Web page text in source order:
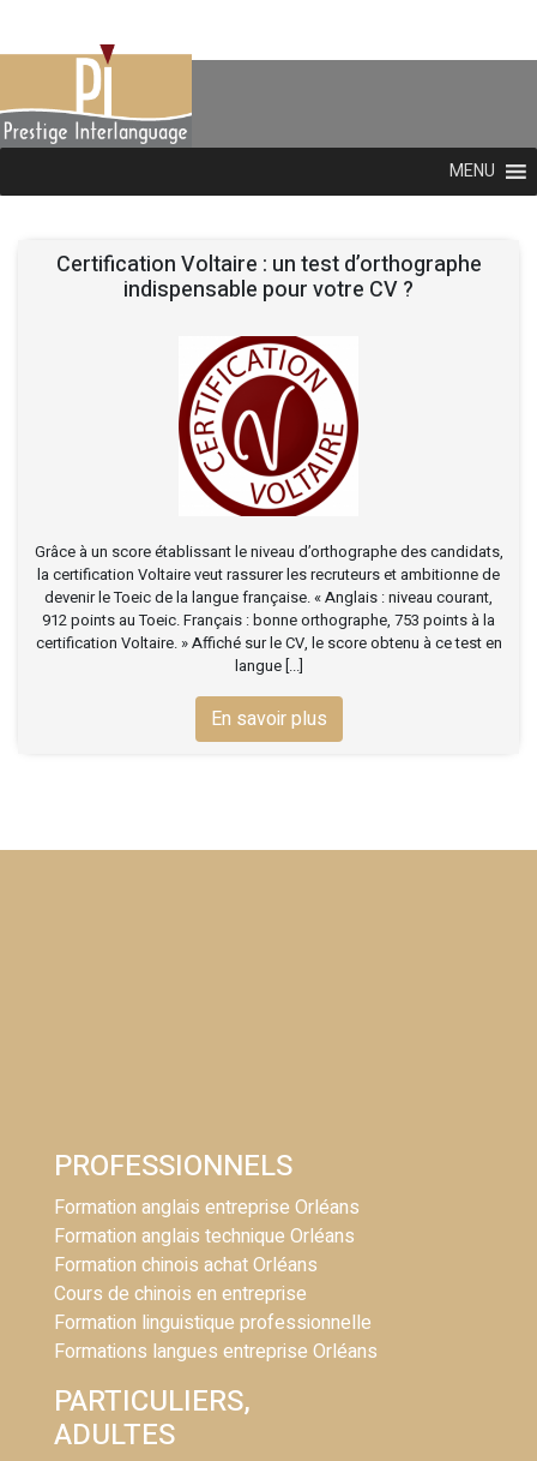
MENU
Certification Voltaire : un test d’orthographe
indispensable pour votre CV ?
Grâce à un score établissant le niveau d’orthographe des candidats,
la certification Voltaire veut rassurer les recruteurs et ambitionne de
devenir le Toeic de la langue française. « Anglais : niveau courant,
912 points au Toeic. Français : bonne orthographe, 753 points à la
certification Voltaire. » Affiché sur le CV, le score obtenu à ce test en
langue [...]
En savoir plus
PROFESSIONNELS
Formation anglais entreprise Orléans
Formation anglais technique Orléans
Formation chinois achat Orléans
Cours de chinois en entreprise
Formation linguistique professionnelle
Formations langues entreprise Orléans
PARTICULIERS,
ADULTES